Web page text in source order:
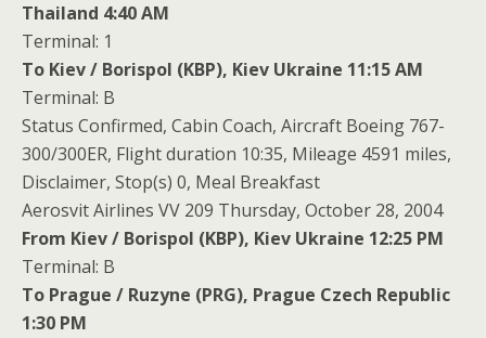
Thailand 4:40 AM
Terminal: 1
To Kiev / Borispol (KBP), Kiev Ukraine 11:15 AM
Terminal: B
Status Confirmed, Cabin Coach, Aircraft Boeing 767-
300/300ER, Flight duration 10:35, Mileage 4591 miles,
Disclaimer, Stop(s) 0, Meal Breakfast
Aerosvit Airlines VV 209 Thursday, October 28, 2004
From Kiev / Borispol (KBP), Kiev Ukraine 12:25 PM
Terminal: B
To Prague / Ruzyne (PRG), Prague Czech Republic
1:30 PM